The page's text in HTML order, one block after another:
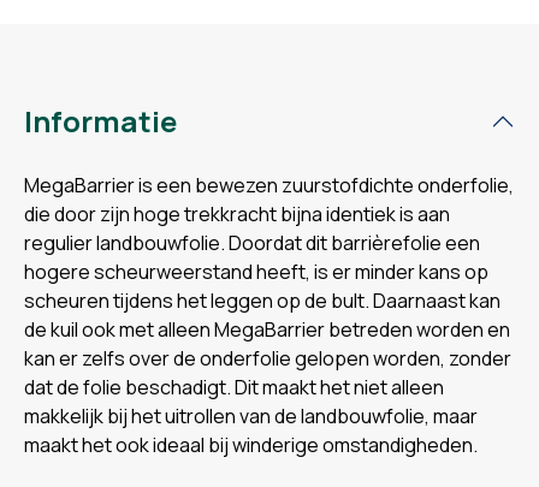
Informatie
MegaBarrier is een bewezen zuurstofdichte onderfolie,
die door zijn hoge trekkracht bijna identiek is aan
regulier landbouwfolie. Doordat dit barrièrefolie een
hogere scheurweerstand heeft, is er minder kans op
scheuren tijdens het leggen op de bult. Daarnaast kan
de kuil ook met alleen MegaBarrier betreden worden en
kan er zelfs over de onderfolie gelopen worden, zonder
dat de folie beschadigt. Dit maakt het niet alleen
makkelijk bij het uitrollen van de landbouwfolie, maar
maakt het ook ideaal bij winderige omstandigheden.